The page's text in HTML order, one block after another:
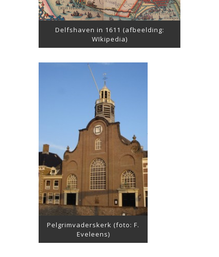
Delfshaven in 1611 (afbeelding:
WIkipedia)
Pelgrimvaderskerk (foto: F.
Eveleens)